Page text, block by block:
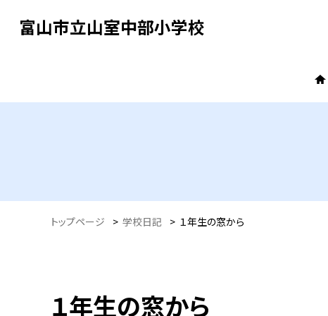
富山市立山室中部小学校
トップページ > 学校日記 > １年生の窓から
１年生の窓から